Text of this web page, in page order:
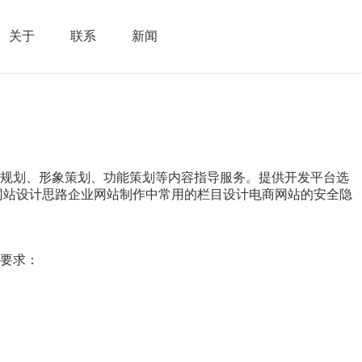
关于 联系 新闻
划、形象策划、功能策划等内容指导服务。提供开发平台选
设计思路企业网站制作中常用的栏目设计电商网站的安全隐
求：